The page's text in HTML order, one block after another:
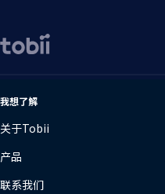
更
改
我想了解
关于Tobii
产品
联系我们